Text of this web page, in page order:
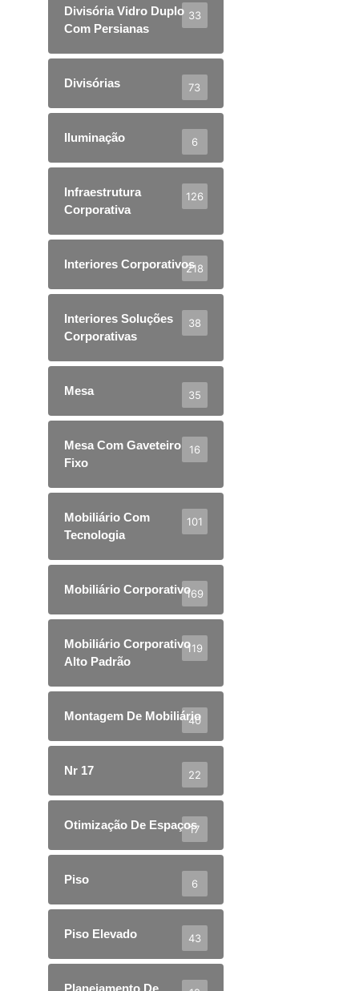
Divisória Vidro Duplo
Com Persianas
33
Divisórias 73
Iluminação 6
Infraestrutura
Corporativa
126
Interiores Corporativos218
Interiores Soluções
Corporativas
38
Mesa 35
Mesa Com Gaveteiro
Fixo
16
Mobiliário Com
Tecnologia
101
Mobiliário Corporativo169
Mobiliário Corporativo
Alto Padrão
119
Montagem De Mobiliário
40
Nr 17 22
Otimização De Espaços
17
Piso 6
Piso Elevado 43